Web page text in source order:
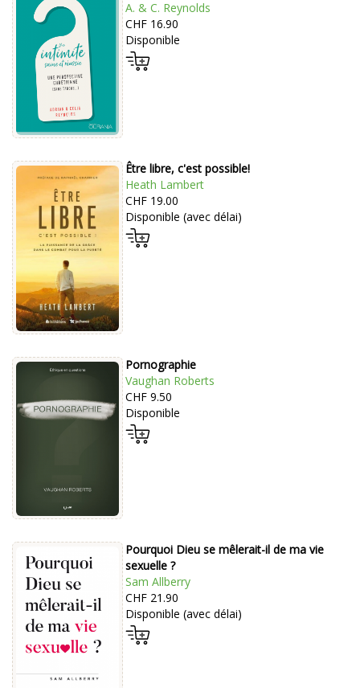
A. & C. Reynolds
CHF 16.90
Disponible
Être libre, c'est possible!
Heath Lambert
CHF 19.00
Disponible (avec délai)
Pornographie
Vaughan Roberts
CHF 9.50
Disponible
Pourquoi Dieu se mêlerait-il de ma vie
sexuelle ?
Sam Allberry
CHF 21.90
Disponible (avec délai)